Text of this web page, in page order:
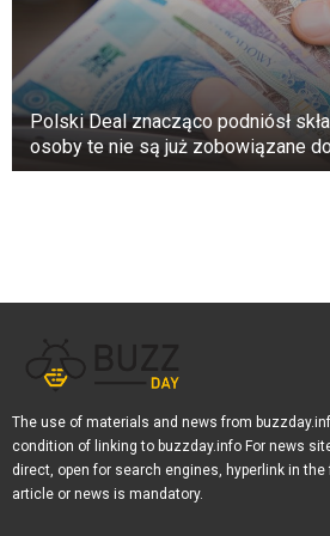
słabło. Ratowanie,
droga była jasna. Stojąc
na sanktuarium, które
sprawę, że nie są już tylko
ale strażnikami dzikiej
Polski Deal znacząco podniósł
osoby te nie są już zobowiązane
The use of materials and news from
condition of linking to buzzday.info For news
direct, open for search engines, hyperlink in
article or news is mandatory.